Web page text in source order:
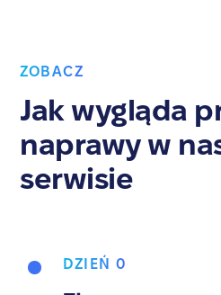
ZOBACZ
Jak wygląda
naprawy w
serwisie
DZIEŃ 0